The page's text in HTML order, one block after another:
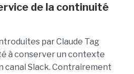
de la continuité
par Claude Tag
à conserver un contexte
canal Slack. Contrairement